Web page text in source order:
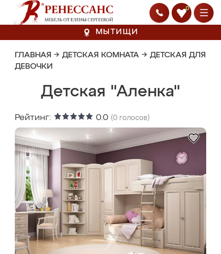
0
МЫТИЩИ
ГЛАВНАЯ → ДЕТСКАЯ КОМНАТА → ДЕТСКАЯ ДЛЯ
ДЕВОЧКИ
Детская "Аленка"
Рейтинг: 0.0 (0 голосов)